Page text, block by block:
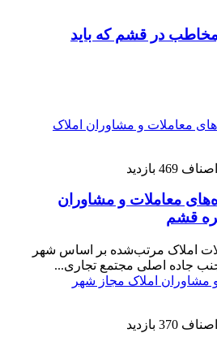
در قشم که باید
469 بازدید
معاملات و مشاوران
قشم
املاک مرتب‌شده بر اساس شهر
جاده اصلی مجتمع تجاری...
370 بازدید